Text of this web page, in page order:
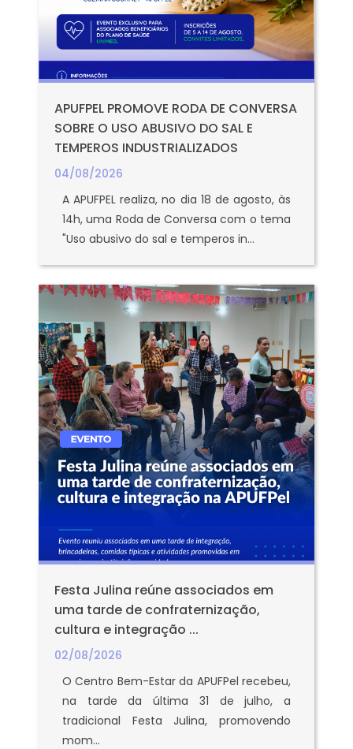
APUFPEL PROMOVE RODA DE CONVERSA
SOBRE O USO ABUSIVO DO SAL E
TEMPEROS INDUSTRIALIZADOS
04/08/2026
A APUFPEL realiza, no dia 18 de agosto, às
14h, uma Roda de Conversa com o tema
"Uso abusivo do sal e temperos in...
Festa Julina reúne associados em
uma tarde de confraternização,
cultura e integração ...
02/08/2026
O Centro Bem-Estar da APUFPel recebeu,
na tarde da última 31 de julho, a
tradicional Festa Julina, promovendo
mom...